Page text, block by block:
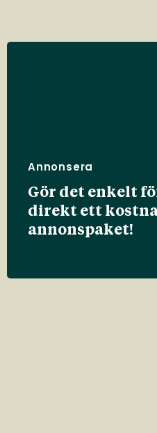
Annonsera
Gör det enkelt
direkt ett
annonspaket!